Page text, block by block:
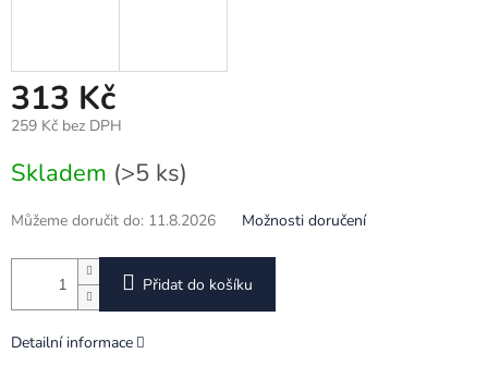
313 Kč
259 Kč bez DPH
cena:
Skladem (>5 ks)
Můžeme doručit do: 11.8.2026 Možnosti doručení
Přidat do košíku
Detailní informace